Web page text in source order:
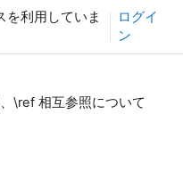
を利用していま
ログイ
ン
\ref 相互参照について